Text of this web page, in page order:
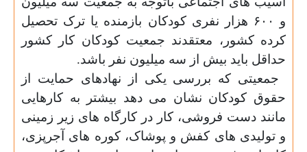
و ۶۰۰ هزار نفری کودکان بازمنده یا ترک تحصیل
کرده کشور، معتقدند جمعیت کودکان کار کشور
حداقل باید بیش از سه میلیون نفر باشد.
جمعیتی که بررسی یکی از نهادهای حمایت از
حقوق کودکان نشان می دهد بیشتر به کارهایی
مانند دست فروشی، کار در کارگاه های زیر زمینی
و تولیدی های کفش و پوشاک، کوره های آجرپزی،